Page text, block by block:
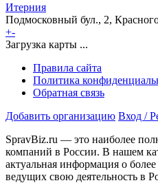
Итерния
Подмосковный бул., 2,
+-
Загрузка карты ...
Правила сайта
Политика
Обратная связь
Добавить организацию Вход /
SpravBiz.ru — это наиболее
компаний в России. В нашем
актуальная информация о
ведущих свою деятельность в